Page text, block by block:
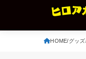
HOME グッズ